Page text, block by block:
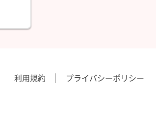
利用規約 プライバシーポリシー